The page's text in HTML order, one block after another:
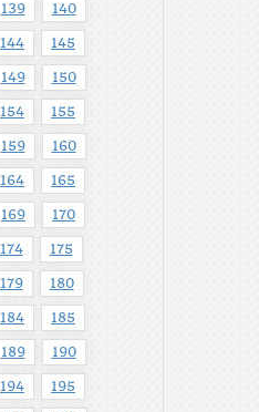
139 140
144 145
149 150
154 155
159 160
164 165
169 170
174 175
179 180
184 185
189 190
194 195